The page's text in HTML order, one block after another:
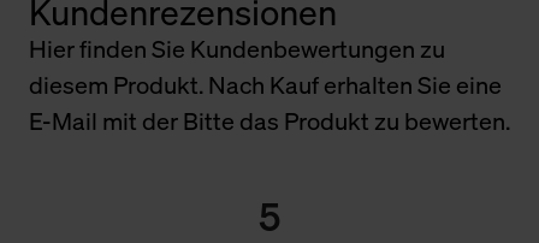
Kundenrezensionen
Hier finden Sie Kundenbewertungen zu
diesem Produkt. Nach Kauf erhalten Sie eine
E-Mail mit der Bitte das Produkt zu bewerten.
5